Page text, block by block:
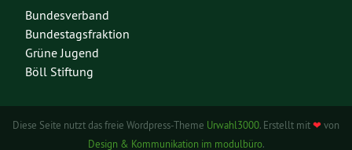
Bundesverband
Bundestagsfraktion
Grüne Jugend
Böll Stiftung
Diese Seite nutzt das freie Wordpress-Theme Urwahl3000. Erstellt mit❤ von
Design & Kommunikation im modulbüro.